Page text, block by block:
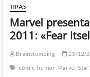
TIRAS
Marvel
2011: «Fear
Brainstomping 23/12/
cómic humor Marvel Star